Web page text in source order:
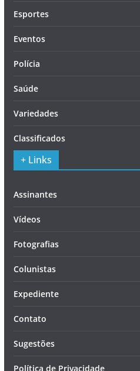
Esportes
Eventos
Polícia
Saúde
Variedades
Classificados
+ Links
Assinantes
Vídeos
Fotografias
Colunistas
Expediente
Contato
Sugestões
Política de Privacidade